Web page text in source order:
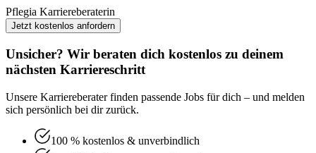
Pflegia Karriereberaterin
Jetzt kostenlos anfordern
Unsicher? Wir beraten dich kostenlos zu deinem
nächsten Karriereschritt
Unsere Karriereberater finden passende Jobs für dich – und melden
sich persönlich bei dir zurück.
100 % kostenlos & unverbindlich